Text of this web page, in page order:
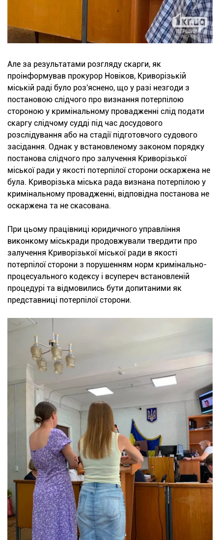
Але за результатами розгляду скарги, як
проінформував прокурор Новіков, Криворізькій
міській раді було роз'яснено, що у разі незгоди з
постановою слідчого про визнання потерпілою
стороною у кримінальному провадженні слід подати
скаргу слідчому судді під час досудового
розслідування або на стадії підготовчого судового
засідання. Однак у встановленому законом порядку
постанова слідчого про залучення Криворізької
міської ради у якості потерпілої сторони оскаржена не
була. Криворізька міська рада визнана потерпілою у
кримінальному провадженні, відповідна постанова не
оскаржена та не скасована.
При цьому працівниці юридичного управління
виконкому міськради продовжували твердити про
залучення Криворізької міської ради в якості
потерпілої сторони з порушенням норм кримінально-
процесуального кодексу і всупереч встановленій
процедурі та відмовились бути допитаними як
представниці потерпілої сторони.